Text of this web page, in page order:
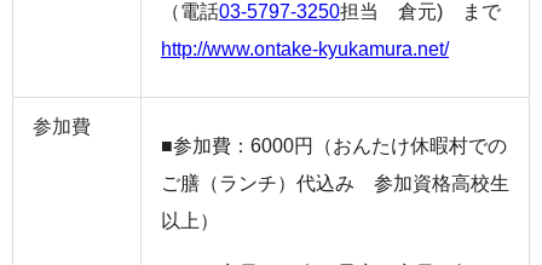
（電話03-5797-3250担当 倉元) まで
http://www.ontake-kyukamura.net/
参加費
■参加費：6000円（おんたけ休暇村での
ご膳（ランチ）代込み 参加資格高校生
以上）